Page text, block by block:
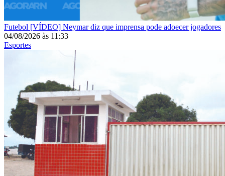
Futebol [VÍDEO] Neymar diz que imprensa pode adoecer jogadores
04/08/2026 às 11:33
Esportes